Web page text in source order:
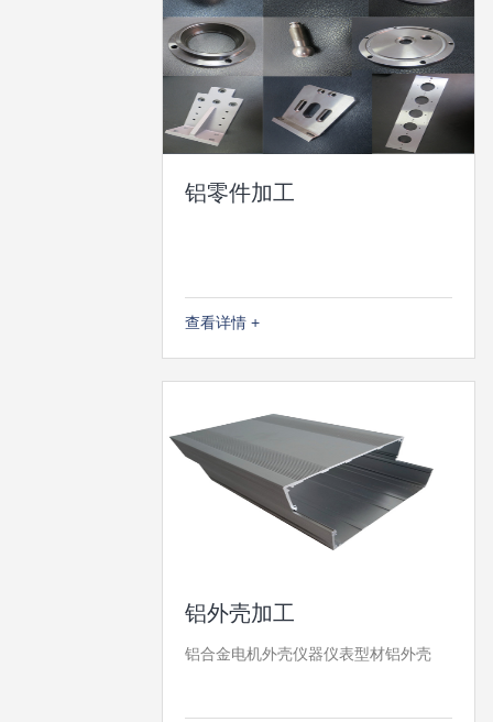
铝零件加工
查看详情 +
铝外壳加工
铝合金电机外壳仪器仪表型材铝外壳